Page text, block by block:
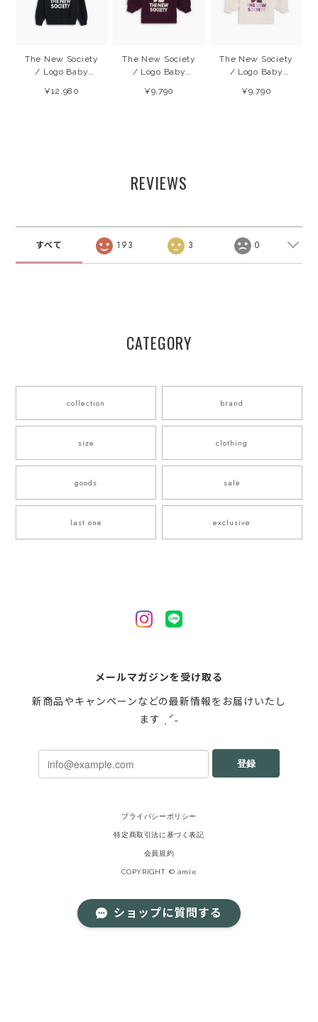
The New Society
/ Logo Baby
(Forged IronW)
¥12,980
The New Society
/ Logo Baby
(Winetasting)
¥9,790
The New Society
/ Logo Baby
(Whisper White
¥9,790
REVIEWS
すべて 193 3 0
CATEGORY
collection brand
size clothing
goods sale
last one exclusive
メールマガジンを受け取る
新商品やキャンペーンなどの最新情報をお届けいたし
ます ˎˊ˗
登録
プライバシーポリシー
特定商取引法に基づく表記
会員規約
COPYRIGHT © amie
ショップに質問する